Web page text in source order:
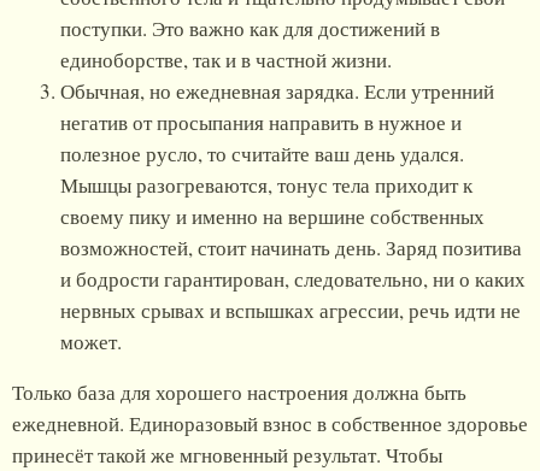
поступки. Это важно как для достижений в
единоборстве, так и в частной жизни.
Обычная, но ежедневная зарядка. Если утренний
негатив от просыпания направить в нужное и
полезное русло, то считайте ваш день удался.
Мышцы разогреваются, тонус тела приходит к
своему пику и именно на вершине собственных
возможностей, стоит начинать день. Заряд позитива
и бодрости гарантирован, следовательно, ни о каких
нервных срывах и вспышках агрессии, речь идти не
может.
Только база для хорошего настроения должна быть
ежедневной. Единоразовый взнос в собственное здоровье
принесёт такой же мгновенный результат. Чтобы